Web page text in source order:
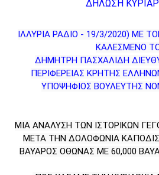
ΔΗΛΩΣΗ
ΙΛΛΥΡΙΑ ΡΑΔΙΟ - 19/3/2020) ΜΕ
ΚΑΛΕΣΜΕΝΟ
ΔΗΜΗΤΡΗ ΠΑΣΧΑΛΙΔΗ
ΠΕΡΙΦΕΡΕΙΑΣ ΚΡΗΤΗΣ
ΥΠΟΨΗΦΙΟΣ ΒΟΥΛΕΥΤΗΣ
ΜΙΑ ΑΝΑΛΥΣΗ ΤΩΝ ΙΣΤΟΡΙΚΩΝ
ΜΕΤΑ ΤΗΝ ΔΟΛΟΦΩΝΙΑ
ΒΑΥΑΡΟΣ ΟΘΩΝΑΣ ΜΕ 60,000